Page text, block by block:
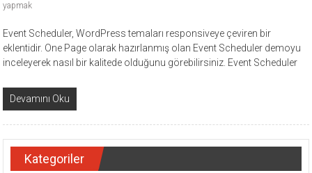
yapmak
Event Scheduler, WordPress temaları responsiveye çeviren bir
eklentidir. One Page olarak hazırlanmış olan Event Scheduler demoyu
inceleyerek nasıl bir kalitede olduğunu görebilirsiniz. Event Scheduler
Devamını Oku
Kategoriler